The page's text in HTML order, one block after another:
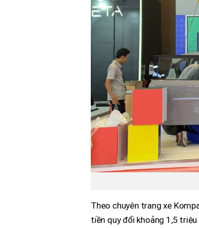
Theo chuyên trang xe
tiền quy đổi khoảng 1,5